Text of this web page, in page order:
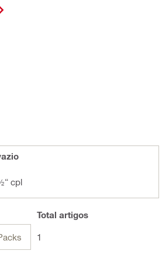
cpl
Total artigos
1